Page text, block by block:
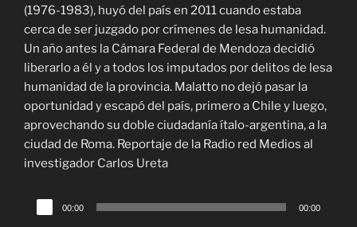
(1976-1983), huyó del país en 2011 cuando estaba
cerca de ser juzgado por crímenes de lesa humanidad.
Un año antes la Cámara Federal de Mendoza decidió
liberarlo a él y a todos los imputados por delitos de lesa
humanidad de la provincia. Malatto no dejó pasar la
oportunidad y escapó del país, primero a Chile y luego,
aprovechando su doble ciudadanía ítalo-argentina, a la
ciudad de Roma. Reportaje de la Radio red Medios al
investigador Carlos Ureta
Reproductor
de
00:00 00:00